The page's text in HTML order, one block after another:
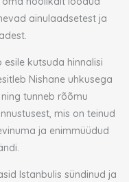
ainulaadsetest ja
kutsuda hinnalisi
Nishane uhkusega
tunneb rõõmu
mis on teinud
ja enimmüüdud
Istanbulis sündinud ja